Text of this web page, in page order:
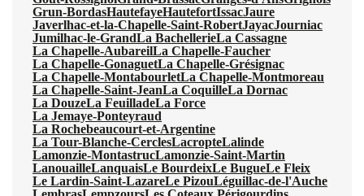
Grun-BordasHautefayeHautefortIssacJaure
Javerlhac-et-la-Chapelle-Saint-RobertJayacJourniac
Jumilhac-le-GrandLa BachellerieLa Cassagne
La Chapelle-AubareilLa Chapelle-Faucher
La Chapelle-GonaguetLa Chapelle-Grésignac
La Chapelle-MontabourletLa Chapelle-Montmoreau
La Chapelle-Saint-JeanLa CoquilleLa Dornac
La DouzeLa FeuilladeLa Force
La Jemaye-Ponteyraud
La Rochebeaucourt-et-Argentine
La Tour-Blanche-CerclesLacropteLalinde
Lamonzie-MontastrucLamonzie-Saint-Martin
LanouailleLanquaisLe BourdeixLe BugueLe Fleix
Le Lardin-Saint-LazareLe PizouLéguillac-de-l'Auche